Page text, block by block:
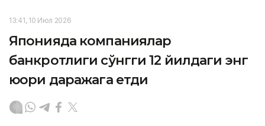
13:41, 10 Июл 2026
Японияда компаниялар
банкротлиги сўнгги 12 йилдаги энг
юқори даражага етди